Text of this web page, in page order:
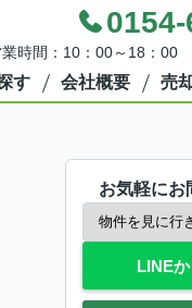
時間：10：00～18：00
す 会社概要 売
お気軽にお
LINE